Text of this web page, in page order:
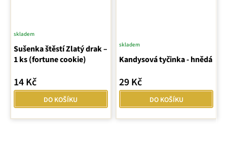
Sušenka štěstí Zlatý drak –
1 ks (fortune cookie)
skladem
14 Kč
DO KOŠÍKU
Kandysová tyčinka - hnědá
skladem
29 Kč
DO KOŠÍKU